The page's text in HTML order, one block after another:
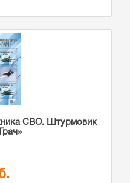
СВО. Штурмовик